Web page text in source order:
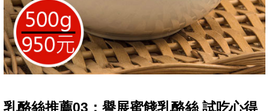
乳酪絲推薦03：譽展蜜餞乳酪絲 試吃心得